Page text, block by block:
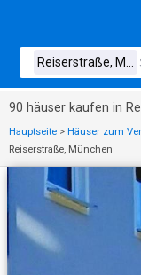
90 häuser kaufen in
Hauptseite > Häuser zum
Reiserstraße, München